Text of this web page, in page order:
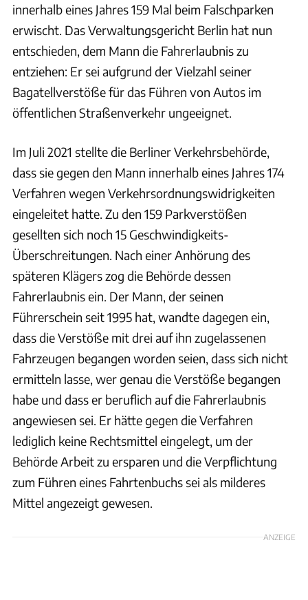
innerhalb eines Jahres 159 Mal beim Falschparken
erwischt. Das Verwaltungsgericht Berlin hat nun
entschieden, dem Mann die Fahrerlaubnis zu
entziehen: Er sei aufgrund der Vielzahl seiner
Bagatellverstöße für das Führen von Autos im
öffentlichen Straßenverkehr ungeeignet.
Im Juli 2021 stellte die Berliner Verkehrsbehörde,
dass sie gegen den Mann innerhalb eines Jahres 174
Verfahren wegen Verkehrsordnungswidrigkeiten
eingeleitet hatte. Zu den 159 Parkverstößen
gesellten sich noch 15 Geschwindigkeits-
Überschreitungen. Nach einer Anhörung des
späteren Klägers zog die Behörde dessen
Fahrerlaubnis ein. Der Mann, der seinen
Führerschein seit 1995 hat, wandte dagegen ein,
dass die Verstöße mit drei auf ihn zugelassenen
Fahrzeugen begangen worden seien, dass sich nicht
ermitteln lasse, wer genau die Verstöße begangen
habe und dass er beruflich auf die Fahrerlaubnis
angewiesen sei. Er hätte gegen die Verfahren
lediglich keine Rechtsmittel eingelegt, um der
Behörde Arbeit zu ersparen und die Verpflichtung
zum Führen eines Fahrtenbuchs sei als milderes
Mittel angezeigt gewesen.
ANZEIGE